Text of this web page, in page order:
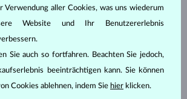
SMARAGD
PRINCESS
HERZ
OKTAGON
Verwendung aller Cookies, was uns wiederum
Website und Ihr Benutzererlebnis
Sie auch so fortfahren. Beachten Sie jedoch,
beeinträchtigen kann. Sie können
Cookies ablehnen, indem Sie hier klicken.